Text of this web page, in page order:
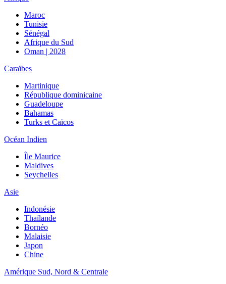
Maroc
Tunisie
Sénégal
Afrique du Sud
Oman | 2028
Caraïbes
Martinique
République dominicaine
Guadeloupe
Bahamas
Turks et Caïcos
Océan Indien
Île Maurice
Maldives
Seychelles
Asie
Indonésie
Thaïlande
Bornéo
Malaisie
Japon
Chine
Amérique Sud, Nord & Centrale